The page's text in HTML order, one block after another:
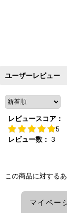
ユーザーレビュー
レビュースコア：
5
レビュー数： 3
この商品に対する
マイペー